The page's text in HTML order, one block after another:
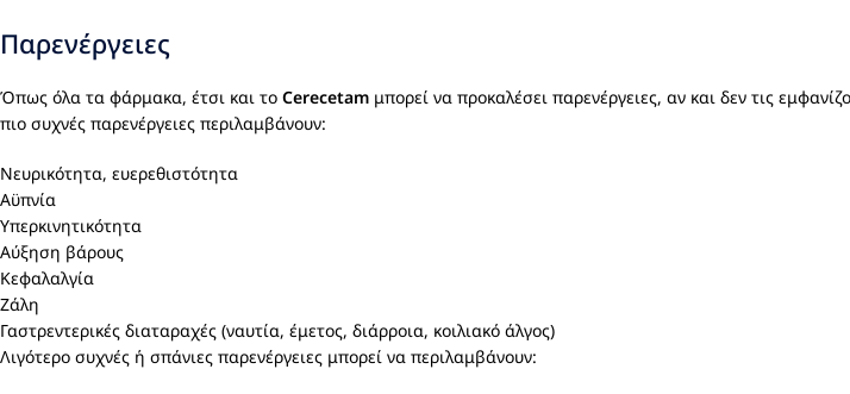
Παρενέργειες
Όπως όλα τα φάρμακα, έτσι και το Cerecetam μπορεί να προκαλέσει παρενέργειες, αν και δεν τις
πιο συχνές παρενέργειες περιλαμβάνουν:
Νευρικότητα, ευερεθιστότητα
Αϋπνία
Υπερκινητικότητα
Αύξηση βάρους
Κεφαλαλγία
Ζάλη
Γαστρεντερικές διαταραχές (ναυτία, έμετος, διάρροια, κοιλιακό άλγος)
Λιγότερο συχνές ή σπάνιες παρενέργειες μπορεί να περιλαμβάνουν: